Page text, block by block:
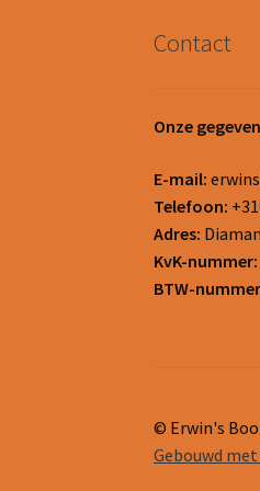
Contact
Onze
E-mail:
Telefoon:
Adres:
KvK-nummer:
BTW-
© Erwin's
Gebouwd